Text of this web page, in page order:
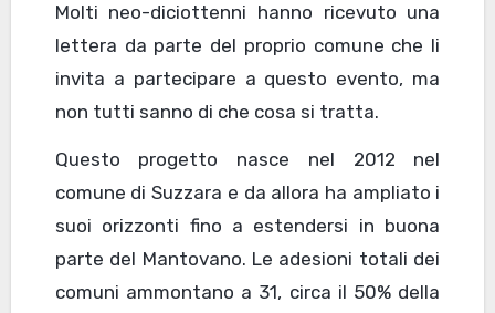
Molti neo-diciottenni hanno ricevuto una
lettera da parte del proprio comune che li
invita a partecipare a questo evento, ma
non tutti sanno di che cosa si tratta.
Questo progetto nasce nel 2012 nel
comune di Suzzara e da allora ha ampliato i
suoi orizzonti fino a estendersi in buona
parte del Mantovano. Le adesioni totali dei
comuni ammontano a 31, circa il 50% della